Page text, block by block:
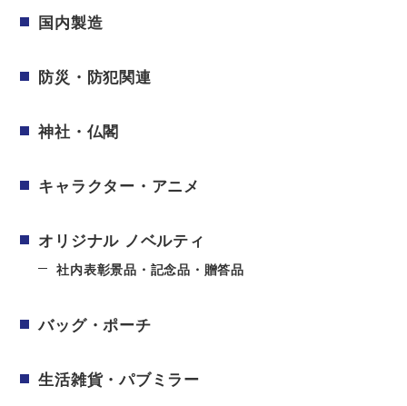
国内製造
防災・防犯関連
神社・仏閣
キャラクター・アニメ
オリジナル ノベルティ
社内表彰景品・記念品・贈答品
バッグ・ポーチ
生活雑貨・パブミラー